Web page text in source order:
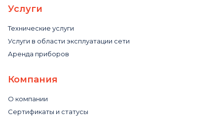
Услуги
Технические услуги
Услуги в области эксплуатации сети
Аренда приборов
Компания
О компании
Сертификаты и статусы